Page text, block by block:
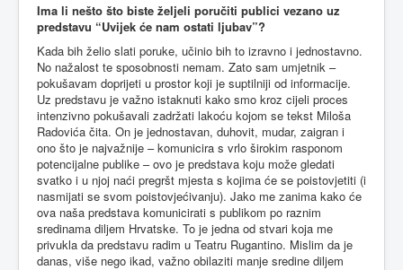
Ima li nešto što biste željeli poručiti publici vezano uz
predstavu “Uvijek će nam ostati ljubav”?
Kada bih želio slati poruke, učinio bih to izravno i jednostavno.
No nažalost te sposobnosti nemam. Zato sam umjetnik –
pokušavam doprijeti u prostor koji je suptilniji od informacije.
Uz predstavu je važno istaknuti kako smo kroz cijeli proces
intenzivno pokušavali zadržati lakoću kojom se tekst Miloša
Radovića čita. On je jednostavan, duhovit, mudar, zaigran i
ono što je najvažnije – komunicira s vrlo širokim rasponom
potencijalne publike – ovo je predstava koju može gledati
svatko i u njoj naći pregršt mjesta s kojima će se poistovjetiti (i
nasmijati se svom poistovjećivanju). Jako me zanima kako će
ova naša predstava komunicirati s publikom po raznim
sredinama diljem Hrvatske. To je jedna od stvari koja me
privukla da predstavu radim u Teatru Rugantino. Mislim da je
danas, više nego ikad, važno obilaziti manje sredine diljem